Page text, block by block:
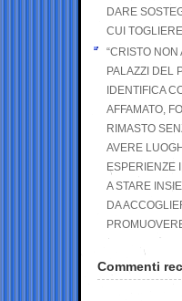
DARE
CUI
“CRISTO NON
PALAZZI DEL
IDENTIFICA
AFFAMATO,
RIMASTO
AVERE
ESPERIENZE
A STARE
DA
Commenti